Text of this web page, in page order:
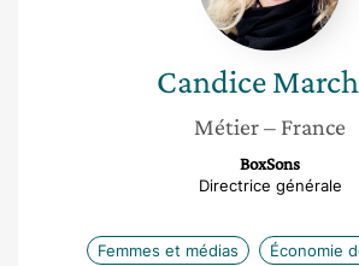
Candice
Métier– France
BoxSons
Directrice générale
Femmes et médias Économie